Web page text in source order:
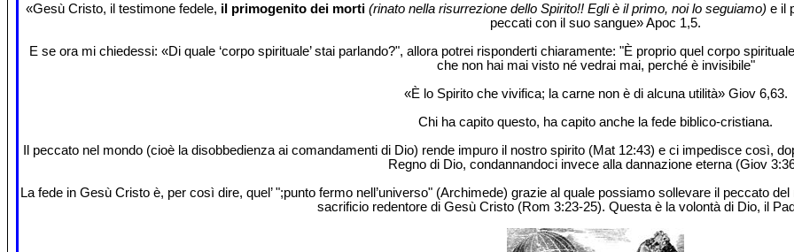
«Gesù Cristo, il testimone fedele, il primogenito dei morti(rinato nella risurrezione dello Spirito!! Egli è il primo, noi lo seguiamo) e il
peccati con il suo sangue» Apoc 1,5.
E se ora mi chiedessi: «Di quale ‘corpo spirituale’ stai parlando?", allora potrei risponderti chiaramente: "È proprio quel corpo
che non hai mai visto né vedrai mai, perché è invisibile"
«È lo Spirito che vivifica; la carne non è di alcuna utilità» Giov 6,63.
Chi ha capito questo, ha capito anche la fede biblico-cristiana.
Il peccato nel mondo (cioè la disobbedienza ai comandamenti di Dio) rende impuro il nostro spirito (Mat 12:43) e ci impedisce così,
Regno di Dio, condannandoci invece alla dannazione eterna (Giov
La fede in Gesù Cristo è, per così dire, quel’ ";punto fermo nell’universo" (Archimede) grazie al quale possiamo sollevare il peccato
sacrificio redentore di Gesù Cristo (Rom 3:23-25). Questa è la volontà di Dio, il